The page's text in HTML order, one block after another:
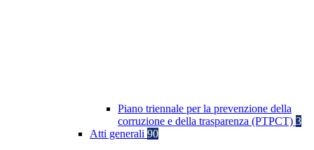
Piano triennale per la prevenzione della
corruzione e della trasparenza (PTPCT) 3
Atti generali 90